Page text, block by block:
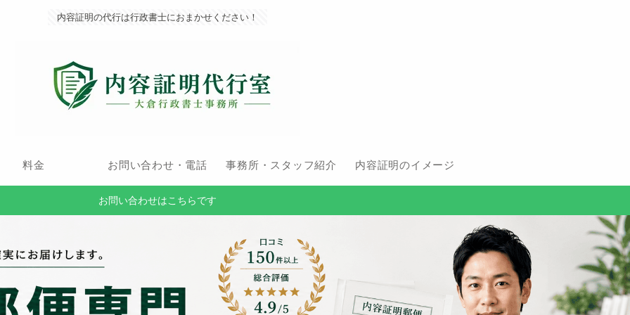
内容証明の代行は行政書士におまかせください！
料金 お問い合わせ・電話 事務所・スタッフ紹介 内容証明のイメージ
お問い合わせはこちらです